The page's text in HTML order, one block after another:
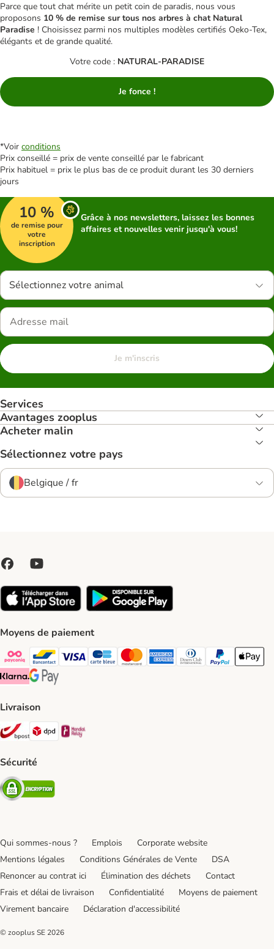
Parce que tout chat mérite un petit coin de paradis, nous vous
proposons 10 % de remise sur tous nos arbres à chat Natural
Paradise ! Choisissez parmi nos multiples modèles certifiés Oeko-Tex,
élégants et de grande qualité.
Votre code : NATURAL-PARADISE
Je fonce !
*Voir conditions
Prix conseillé = prix de vente conseillé par le fabricant
Prix habituel = prix le plus bas de ce produit durant les 30 derniers
jours
10 %
de remise pour
votre
inscription
Grâce à nos newsletters, laissez les bonnes
affaires et nouvelles venir jusqu'à vous!
Sélectionnez votre animal
Je m'inscris
Services
Avantages zooplus
Acheter malin
Sélectionnez votre pays
Belgique / fr
Moyens de paiement
Payconiq Payment Method
bancontact Payment Method
Visa Payment Method
carte bleue Payment Method
Master card Payment Method
American express Payment
Diners club Payment
Paypal Payment
Apple
Klarna Payment Method
Google Pay Payment Method
Livraison
Bpost Shipping Method
DPD Shipping Method
Sécurité
Security
Qui sommes-nous ? Emplois
Corporate website
Mentions légales
Conditions Générales de Vente
DSA
Renoncer au contrat ici
Élimination des déchets
Contact
Frais et délai de livraison
Confidentialité
Moyens de paiement
Virement bancaire
Déclaration d'accessibilité
© zooplus SE 2026